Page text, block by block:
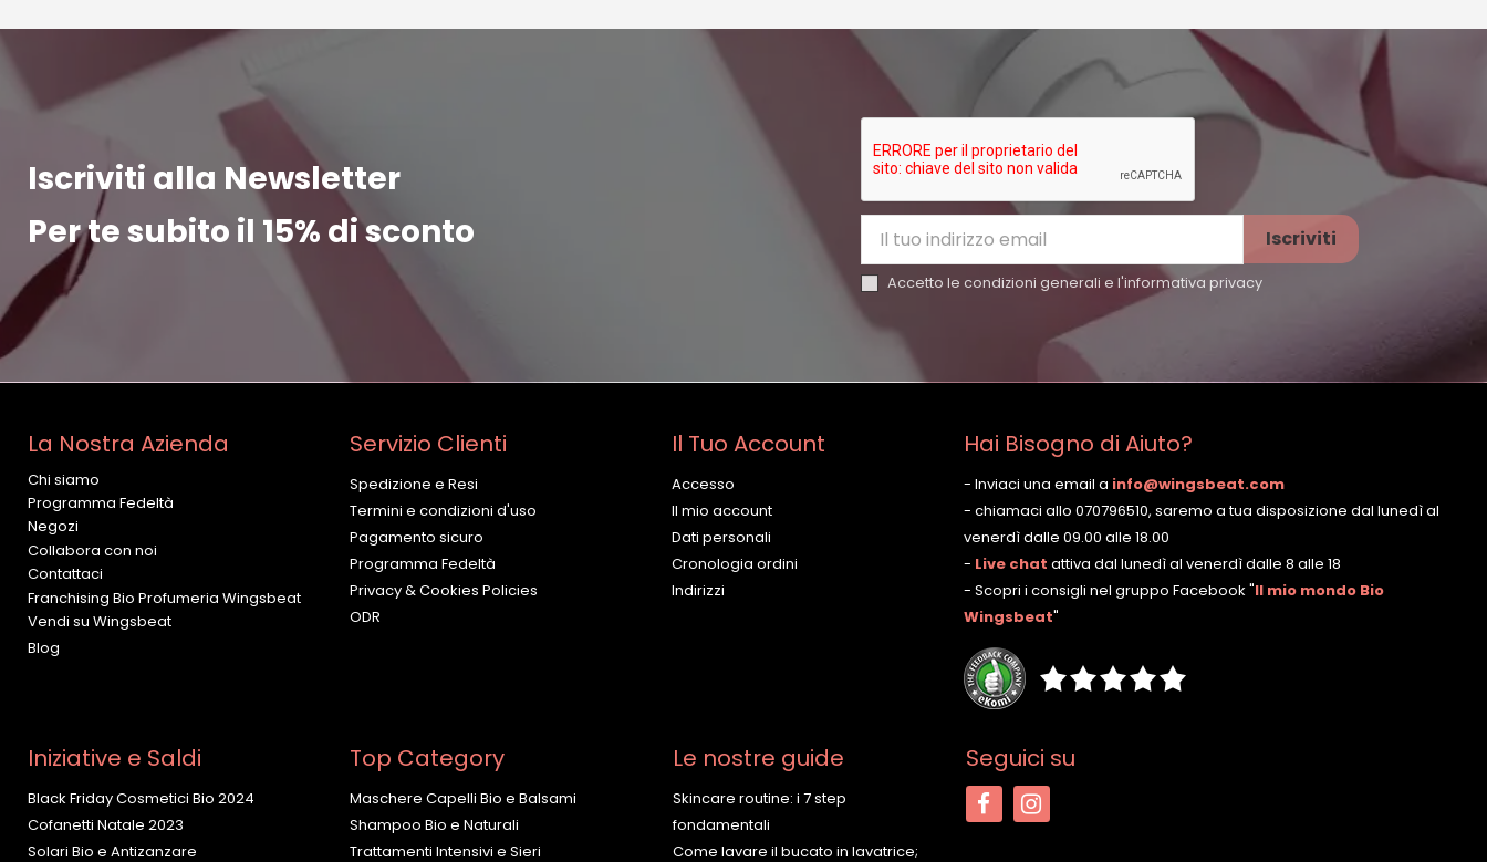
Iscriviti alla Newsletter
Per te subito il 15% di sconto
Accetto le condizioni generali e l'informativa privacy
La Nostra Azienda
Chi siamo
Programma Fedeltà
Negozi
Collabora con noi
Contattaci
Franchising Bio Profumeria Wingsbeat
Vendi su Wingsbeat
Blog
Servizio Clienti
Spedizione e Resi
Termini e condizioni d'uso
Pagamento sicuro
Programma Fedeltà
Privacy & Cookies Policies
ODR
Il Tuo Account
Accesso
Il mio account
Dati personali
Cronologia ordini
Indirizzi
Hai Bisogno di Aiuto?
- Inviaci una email a info@wingsbeat.com
- chiamaci allo 070796510, saremo a tua disposizione dal lunedì al
venerdì dalle 09.00 alle 18.00
- Live chat attiva dal lunedì al venerdì dalle 8 alle 18
- Scopri i consigli nel gruppo Facebook"Il mio mondo Bio
Wingsbeat"
Iniziative e Saldi
Black Friday Cosmetici Bio 2024
Cofanetti Natale 2023
Solari Bio e Antizanzare
Top Category
Maschere Capelli Bio e Balsami
Shampoo Bio e Naturali
Trattamenti Intensivi e Sieri
Le nostre guide
Skincare routine: i 7 step
fondamentali
Come lavare il bucato in lavatrice;
Seguici su